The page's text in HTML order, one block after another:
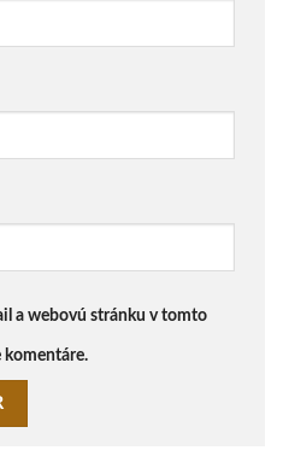
a webovú stránku v tomto
komentáre.